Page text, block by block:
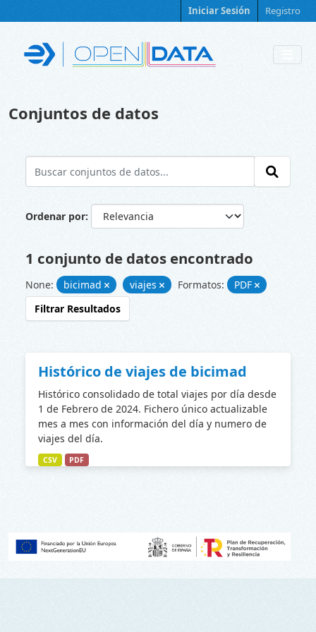
Iniciar Sesión Registro
Conjuntos de datos
Ordenar por
1 conjunto de datos encontrado
None: bicimad viajes Formatos:
PDF
Filtrar Resultados
Histórico de viajes de bicimad
Histórico consolidado de total viajes por día desde
1 de Febrero de 2024. Fichero único actualizable
mes a mes con información del día y numero de
viajes del día.
CSV PDF